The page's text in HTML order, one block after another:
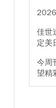
佳世
定美
今周
望精